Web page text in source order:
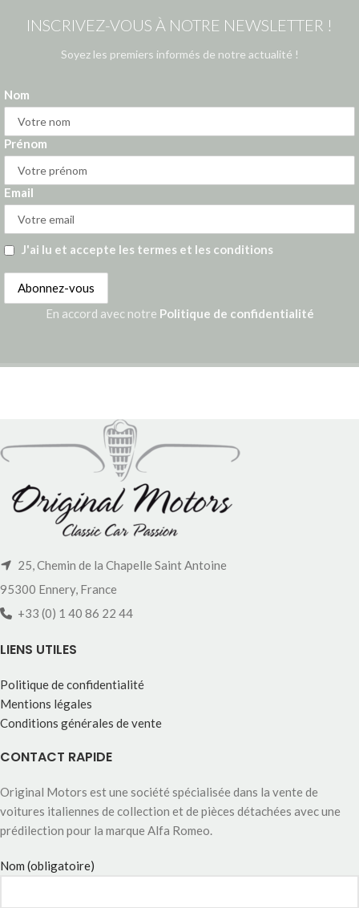
INSCRIVEZ-VOUS À NOTRE NEWSLETTER !
Soyez les premiers informés de notre actualité !
Nom
Prénom
Email
J'ai lu et accepte les termes et les conditions
En accord avec notre Politique de confidentialité
25, Chemin de la Chapelle Saint Antoine
95300 Ennery, France
+33 (0) 1 40 86 22 44
LIENS UTILES
Politique de confidentialité
Mentions légales
Conditions générales de vente
CONTACT RAPIDE
Original Motors est une société spécialisée dans la vente de
voitures italiennes de collection et de pièces détachées avec une
prédilection pour la marque Alfa Romeo.
Nom (obligatoire)